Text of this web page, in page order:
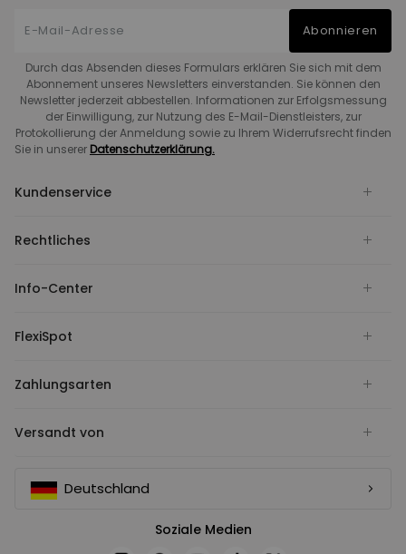
Abonnieren
Durch das Absenden dieses Formulars erklären Sie sich mit dem
Abonnement unseres Newsletters einverstanden. Sie können den
Newsletter jederzeit abbestellen. Informationen zur Erfolgsmessung
der Einwilligung, zur Nutzung des E-Mail-Dienstleisters, zur
Protokollierung der Anmeldung sowie zu Ihrem Widerrufsrecht finden
Sie in unserer Datenschutzerklärung.
Kundenservice
Rechtliches
Info-Center
FlexiSpot
Zahlungsarten
Versandt von
Deutschland
Soziale Medien